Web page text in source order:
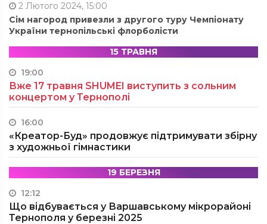
2 Лютого 2024, 15:00
Сім нагород привезли з другого туру Чемпіонату
України тернопільські флорболісти
15 ТРАВНЯ
19:00
Вже 17 травня SHUMEI виступить з сольним
концертом у Тернополі
16:00
«Креатор-Буд» продовжує підтримувати збірну
з художньої гімнастики
19 БЕРЕЗНЯ
12:12
Що відбувається у Варшавському мікрорайоні
Тернополя у березні 2025